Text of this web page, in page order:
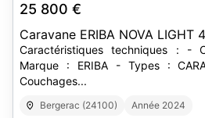
25 800 €
Caravane ERIBA NOVA LIGHT
Caractéristiques techniques : -
Marque : ERIBA - Types :
Couchages...
Bergerac (24100) Année 2024